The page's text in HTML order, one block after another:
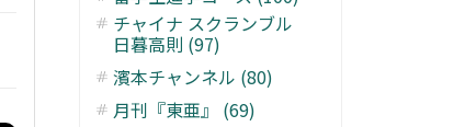
チャイナ スクランブル
日暮高則 (97)
濱本チャンネル (80)
月刊『東亜』 (69)